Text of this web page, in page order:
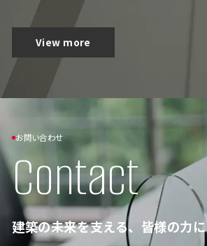
View more
お問い合わせ
Contact
建築の未来を支える、皆様の力に